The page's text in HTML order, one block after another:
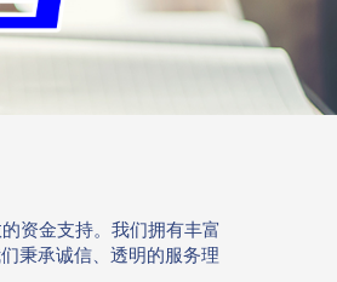
资金支持。我们拥有丰富
秉承诚信、透明的服务理